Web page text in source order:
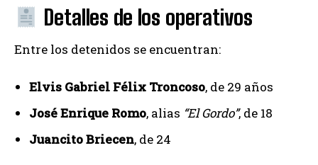
Detalles de los operativos
Entre los detenidos se encuentran:
Elvis Gabriel Félix Troncoso, de 29 años
José Enrique Romo, alias “El Gordo”, de 18
Juancito Briecen, de 24